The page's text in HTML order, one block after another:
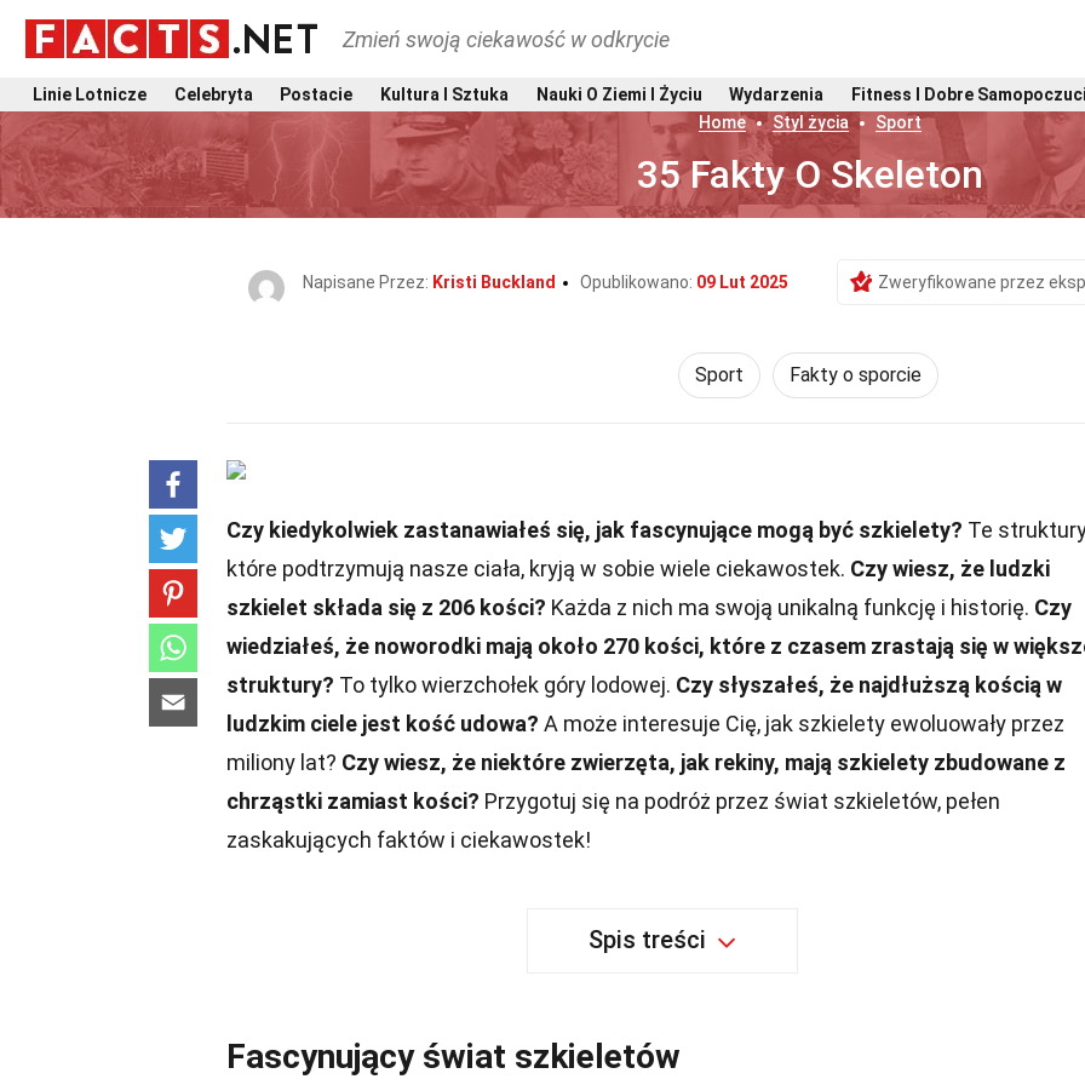
Zmień swoją ciekawość w odkrycie
Linie Lotnicze Celebryta Postacie Kultura I Sztuka Nauki O Ziemi I Życiu Wydarzenia
Fitness I Dobre
Home
Styl życia Sport
35 Fakty O Skeleton
Napisane Przez: Kristi Buckland Opublikowano: 09 Lut 2025 Zweryfikowane przez
Sport Fakty o sporcie
Czy kiedykolwiek zastanawiałeś się, jak fascynujące mogą być szkielety? Te
które podtrzymują nasze ciała, kryją w sobie wiele ciekawostek. Czy wiesz, że ludzki
szkielet składa się z 206 kości? Każda z nich ma swoją unikalną funkcję i historię. Czy
wiedziałeś, że noworodki mają około 270 kości, które z czasem zrastają się w
struktury? To tylko wierzchołek góry lodowej. Czy słyszałeś, że najdłuższą kością w
ludzkim ciele jest kość udowa? A może interesuje Cię, jak szkielety ewoluowały przez
miliony lat? Czy wiesz, że niektóre zwierzęta, jak rekiny, mają szkielety zbudowane z
chrząstki zamiast kości? Przygotuj się na podróż przez świat szkieletów, pełen
zaskakujących faktów i ciekawostek!
Spis treści
Fascynujący świat szkieletów